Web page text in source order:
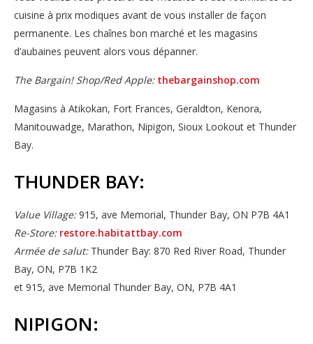
cuisine à prix modiques avant de vous installer de façon
permanente. Les chaînes bon marché et les magasins
d’aubaines peuvent alors vous dépanner.
The Bargain! Shop/Red Apple: thebargainshop.com
Magasins à Atikokan, Fort Frances, Geraldton, Kenora,
Manitouwadge, Marathon, Nipigon, Sioux Lookout et Thunder
Bay.
THUNDER BAY:
Value Village:915, ave Memorial, Thunder Bay, ON P7B 4A1
Re-Store: restore.habitattbay.com
Armée de salut:Thunder Bay: 870 Red River Road, Thunder
Bay, ON, P7B 1K2
et 915, ave Memorial Thunder Bay, ON, P7B 4A1
NIPIGON: